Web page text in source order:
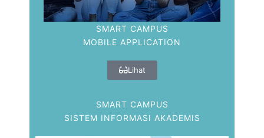
SMART CAMPUS
MOBILE APPLICATION
Lihat
SMART CAMPUS
SISTEM INFORMASI AKADEMIS